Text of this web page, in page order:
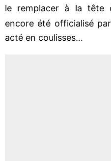
le remplacer à la tête
encore été officialisé
acté en coulisses…